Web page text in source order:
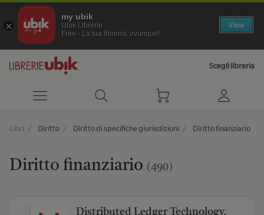
my ubik
Ubik Librerie
Free - La tua libreria, ovunque!
View
Scegli libreria
Libri Diritto Diritto di specifiche giurisdizioni Diritto finanziario
Diritto finanziario (490)
Distributed Ledger Technology,